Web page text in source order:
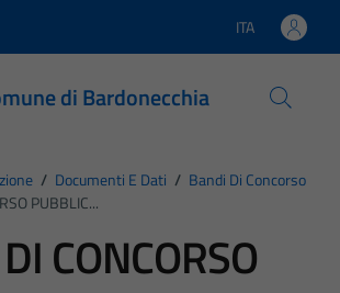
Lingua attiva:
ITA
di Bardonecchia
/ Documenti E Dati / Bandi Di Concorso
PUBBLIC...
CONCORSO